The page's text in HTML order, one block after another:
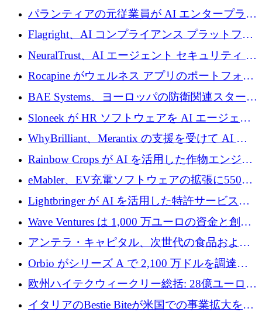
ーロの資金調達パッケージを獲得
パランティアの元従業員が AI エンタープライ
ズ スタートアップの Conduct に 6,000 万ドル
を調達
Flagright、AI コンプライアンス プラットフォ
ームを拡張するためにシリーズ A で 1,250 万
ドルを確保
NeuralTrust、AI エージェント セキュリティ プ
ラットフォームの拡張に 2,000 万ドルを調達
Rocapine がウェルネス アプリのポートフォリ
オを拡大するためにシリーズ A で 1,300 万ド
ルを調達
BAE Systems、ヨーロッパの防衛関連スタート
アップの規模拡大を支援するために 5,000 万
ユーロの支援を開始
Sloneek が HR ソフトウェアを AI エージェン
トに変えるために 600 万ドルを調達
WhyBrilliant、Merantix の支援を受けて AI 求
人マッチングを拡大するために 100 万ユーロ
Rainbow Crops が AI を活用した作物エンジニ
アリングを拡張するために 970 万ユーロを調
eMabler、EV充電ソフトウェアの拡張に550万
ユーロを確保
Lightbringer が AI を活用した特許サービスを
拡大するために 1,000 万ドルを調達
Wave Ventures は 1,000 万ユーロの資金と創設
者補助金で 10 周年を迎える
アンテラ・キャピタル、次世代の食品および
アグリテクノロジーのイノベーションを支援
するファンド III の初回クローズ額が 1 億ドル
に到達
Orbio がシリーズ A で 2,100 万ドルを調達、
AI 労働力管理を世界の最前線の労働者に提供
欧州ハイテクウィークリー総括: 28億ユーロの
取引と5月のハイライト
イタリアのBestie Biteが米国での事業拡大を加